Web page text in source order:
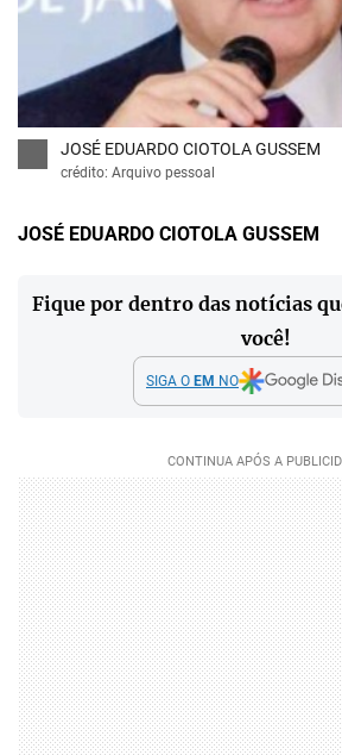
JOSÉ EDUARDO CIOTOLA GUSSEM
crédito: Arquivo pessoal
JOSÉ EDUARDO CIOTOLA GUSSEM
Fique por dentro das notícias
você!
SIGA O EM NO